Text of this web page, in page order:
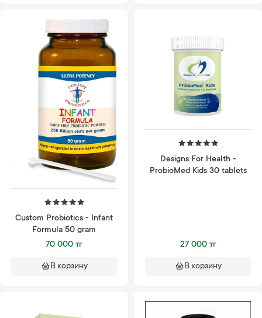
Custom Probiotics - Infant
Formula 50 gram
70 000 тг
В корзину
Designs For Health -
ProbioMed Kids 30 tablets
27 000 тг
В корзину